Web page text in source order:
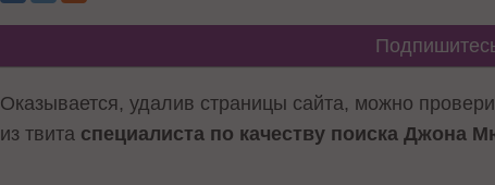
Оказывается, удалив страницы сайта, можно
из твита специалиста по качеству поиска Джона